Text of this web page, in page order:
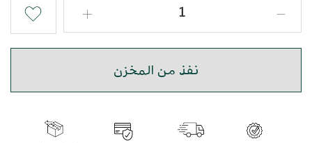
نفذ من المخزن